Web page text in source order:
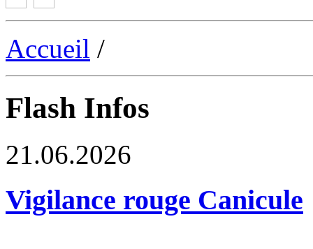
Accueil /
Flash Infos
21.06.2026
Vigilance rouge Canicule